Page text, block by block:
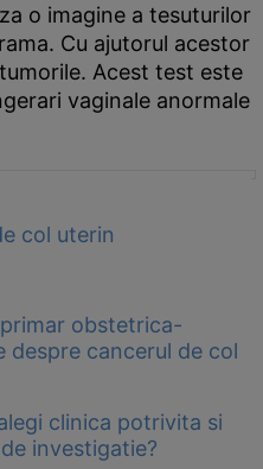
o imagine a tesuturilor
Cu ajutorul acestor
Acest test este
vaginale anormale
col uterin
obstetrica-
despre cancerul de col
clinica potrivita si
investigatie?